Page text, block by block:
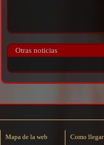
Otras noticias
Mapa de la web
Como llegar